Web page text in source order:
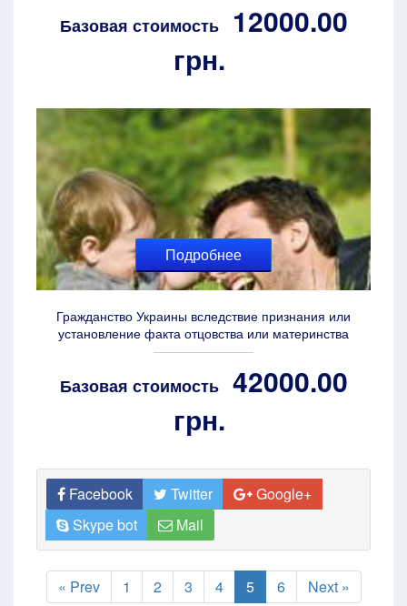
Базовая стоимость
12000.00
грн.
Подробнее
Гражданство Украины вследствие признания или
установление факта отцовства или материнства
Базовая стоимость 42000.00
грн.
Facebook Twitter
Google+
Skype bot
Mail
« Prev 1 2 3 4 5 6 Next »